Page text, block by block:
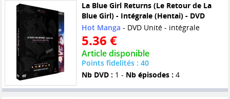
La Blue Girl Returns (Le Retour de La
Blue Girl) - Intégrale (Hentai) - DVD
Hot Manga - DVD Unité - intégrale
5.36 €
Article disponible
Points fidelités : 40
Nb DVD : 1 - Nb épisodes : 4